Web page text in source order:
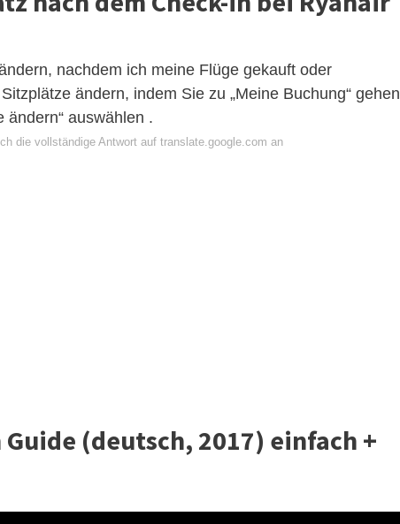
nachdem ich meine Flüge gekauft oder
ändern, indem Sie zu „Meine Buchung“ gehen
ändern“ auswählen .
die vollständige Antwort auf translate.google.com an
(deutsch, 2017) einfach +